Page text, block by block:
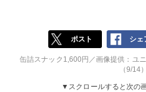
ポスト シェ
缶詰スナック1,600円／画像提供：ユ
（9/14）
▼スクロールすると次の